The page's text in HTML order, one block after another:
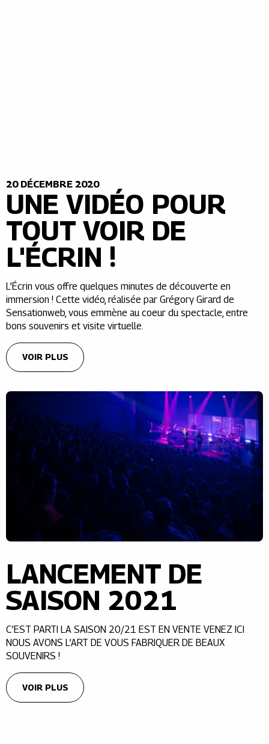
20 DÉCEMBRE 2020
UNE VIDÉO POUR
TOUT VOIR DE
L'ÉCRIN !
L’Écrin vous offre quelques minutes de découverte en
immersion ! Cette vidéo, réalisée par Grégory Girard de
Sensationweb, vous emmène au coeur du spectacle, entre
bons souvenirs et visite virtuelle.
VOIR PLUS
LANCEMENT DE
SAISON 2021
C’EST PARTI LA SAISON 20/21 EST EN VENTE VENEZ ICI
NOUS AVONS L’ART DE VOUS FABRIQUER DE BEAUX
SOUVENIRS !
VOIR PLUS